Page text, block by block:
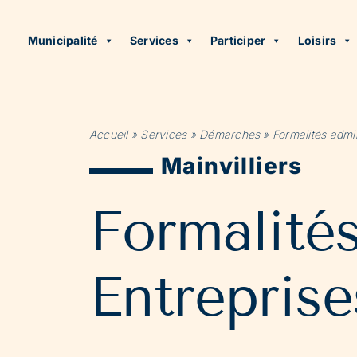
Municipalité Services Participer Loisirs
Accueil» Services» Démarches» Formalités
Mainvilliers